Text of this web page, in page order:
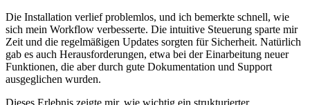
Die Installation verlief problemlos, und ich bemerkte schnell, wie
sich mein Workflow verbesserte. Die intuitive Steuerung sparte mir
Zeit und die regelmäßigen Updates sorgten für Sicherheit. Natürlich
gab es auch Herausforderungen, etwa bei der Einarbeitung neuer
Funktionen, die aber durch gute Dokumentation und Support
ausgeglichen wurden.
Dieses Erlebnis zeigte mir, wie wichtig ein strukturierter